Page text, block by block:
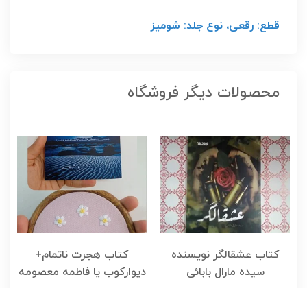
قطع: رقعی، نوع جلد: شومیز
محصولات دیگر فروشگاه
کتاب عشقالگر نویسنده
سیده مارال بابائی
کتاب هجرت ناتمام+
دیوارکوب یا فاطمه معصومه